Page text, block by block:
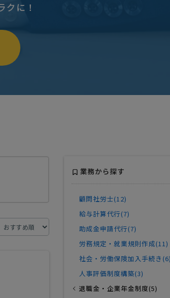
クに！
業務から探す
顧問社労士(12)
給与計算代行(7)
助成金申請代行(7)
労務規定・就業規則作成(11)
社会・労働保険加入手続き(6)
人事評価制度構築(3)
退職金・企業年金制度(5)